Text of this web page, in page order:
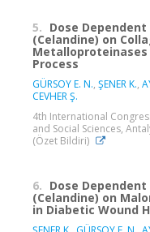
5. Dose
(Celandine) on
Metalloproteinases
Process
GÜRSOY E. N., ŞENER K.,
CEVHER Ş.
4th International
and Social Sciences,
(Özet Bildiri)
6. Dose
(Celandine) on
in Diabetic Wound